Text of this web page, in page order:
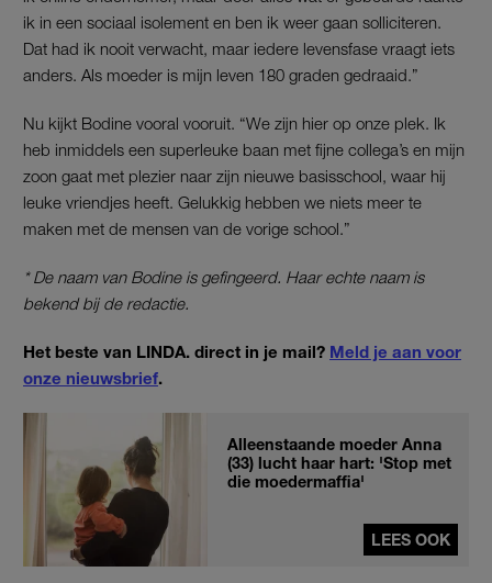
ik in een sociaal isolement en ben ik weer gaan solliciteren.
Dat had ik nooit verwacht, maar iedere levensfase vraagt iets
anders. Als moeder is mijn leven 180 graden gedraaid.”
Nu kijkt Bodine vooral vooruit. “We zijn hier op onze plek. Ik
heb inmiddels een superleuke baan met fijne collega’s en mijn
zoon gaat met plezier naar zijn nieuwe basisschool, waar hij
leuke vriendjes heeft. Gelukkig hebben we niets meer te
maken met de mensen van de vorige school.”
* De naam van Bodine is gefingeerd. Haar echte naam is
bekend bij de redactie.
Het beste van LINDA. direct in je mail? Meld je aan voor
onze nieuwsbrief.
Alleenstaande moeder Anna
(33) lucht haar hart: 'Stop met
die moedermaffia'
LEES OOK